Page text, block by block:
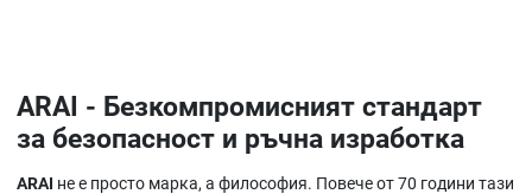
ARAI - Безкомпромисният стандарт
за безопасност и ръчна изработка
ARAI не е просто марка, а философия. Повече от 70 години тази